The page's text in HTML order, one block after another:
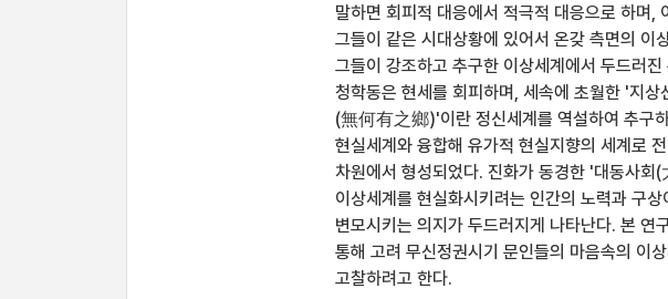
말하면 회피적 대응에서 적극적 대응으로 하며,
그들이 같은 시대상황에 있어서 온갖 측면의 이
그들이 강조하고 추구한 이상세계에서 두드러
청학동은 현세를 회피하며, 세속에 초월한 '지
(無何有之鄉)'이란 정신세계를 역설하여 추구
현실세계와 융합해 유가적 현실지향의 세계로
차원에서 형성되었다. 진화가 동경한 '대동사
이상세계를 현실화시키려는 인간의 노력과 구
변모시키는 의지가 두드러지게 나타난다. 본 연
통해 고려 무신정권시기 문인들의 마음속의 이
고찰하려고 한다.